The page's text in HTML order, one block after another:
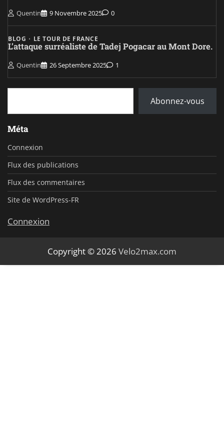
Quentin 9 Novembre 2025 0
BLOG LE TOUR DE FRANCE
L’attaque surréaliste de Tadej Pogacar au Mont Dore.
Quentin 26 Septembre 2025 1
Saisissez votre adresse e-mail…
Abonnez-vous
Méta
Connexion
Flux des publications
Flux des commentaires
Site de WordPress-FR
Connexion
Copyright © 2026 Velo2max.com